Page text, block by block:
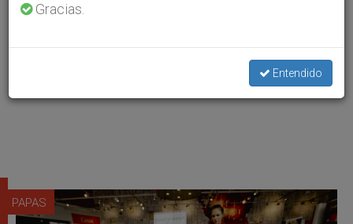
PAPAS
Gracias.
Entendido